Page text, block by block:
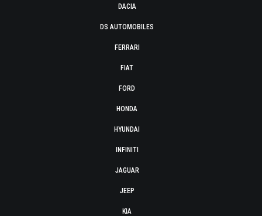
DACIA
DS AUTOMOBILES
FERRARI
FIAT
FORD
HONDA
HYUNDAI
INFINITI
JAGUAR
JEEP
KIA